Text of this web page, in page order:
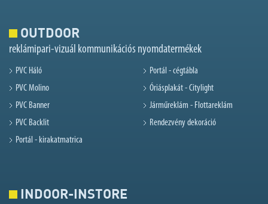
OUTDOOR
reklámipari-vizuál kommunikációs nyomdatermékek
PVC Háló
PVC Molino
PVC Banner
PVC Backlit
Portál - kirakatmatrica
Portál - cégtábla
Óriásplakát - Citylight
Járműreklám - Flottareklám
Rendezvény dekoráció
INDOOR-INSTORE